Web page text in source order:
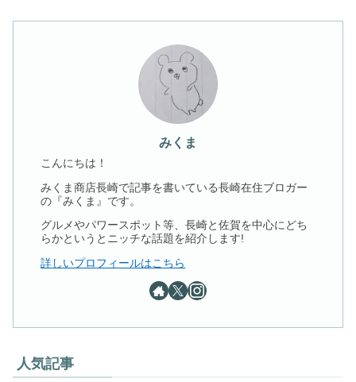
みくま
こんにちは！
みくま商店長崎で記事を書いている長崎在住ブロガー
の『みくま』です。
グルメやパワースポット等、長崎と佐賀を中心にどち
らかというとニッチな話題を紹介します!
詳しいプロフィールはこちら
人気記事